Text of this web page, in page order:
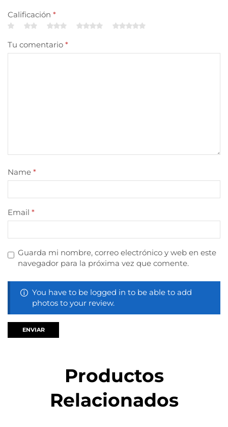
Calificación *
Tu comentario *
Name *
Email *
Guarda mi nombre, correo electrónico y web en este
navegador para la próxima vez que comente.
You have to be logged in to be able to add
photos to your review.
Productos
Relacionados